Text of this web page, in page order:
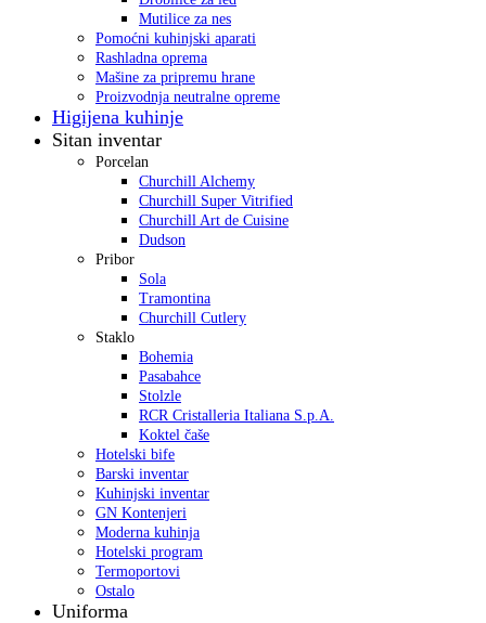
Mutilice za nes
Pomoćni kuhinjski aparati
Rashladna oprema
Mašine za pripremu hrane
Proizvodnja neutralne opreme
Higijena kuhinje
Sitan inventar
Porcelan
Churchill Alchemy
Churchill Super Vitrified
Churchill Art de Cuisine
Dudson
Pribor
Sola
Tramontina
Churchill Cutlery
Staklo
Bohemia
Pasabahce
Stolzle
RCR Cristalleria Italiana S.p.A.
Koktel čaše
Hotelski bife
Barski inventar
Kuhinjski inventar
GN Kontenjeri
Moderna kuhinja
Hotelski program
Termoportovi
Ostalo
Uniforma